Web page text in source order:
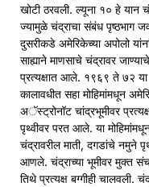
खोटी ठरवली. ल्यूना १० हे यान
ज्यामुळे चंद्राचा संबंध पृष्ठभाग
दुसरीकडे अमेरिकेच्या अपोलो
साह्याने माणसाचे चंद्रावर
प्रत्यक्षात आले. १९६९ ते ७२ या
कालावधीत सहा मोहिमांमधून
अॅस्ट्रोनॉट चांद्रभूमीवर
पृथ्वीवर परत आले. या
चंद्रावरील माती, दगडांचे नमुने
आणले. चंद्राच्या भूमीवर मुक्त
तिथे प्रत्यक्ष बग्गीही चालवली.